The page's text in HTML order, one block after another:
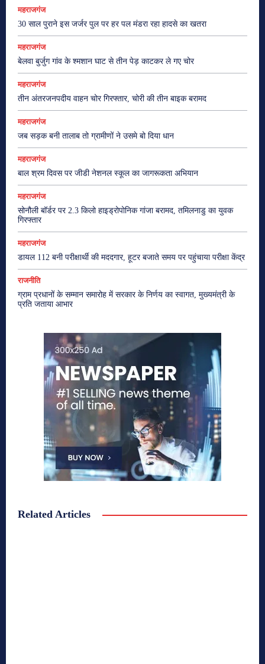
महराजगंज
30 साल पुराने इस जर्जर पुल पर हर पल मंडरा रहा हादसे का खतरा
महराजगंज
बेलवा बुर्जुग गांव के श्मशान घाट से तीन पेड़ काटकर ले गए चोर
महराजगंज
तीन अंतरजनपदीय वाहन चोर गिरफ्तार, चोरी की तीन बाइक बरामद
महराजगंज
जब सड़क बनी तालाब तो ग्रामीणों ने उसमे बो दिया धान
महराजगंज
बाल श्रम दिवस पर जीडी नेशनल स्कूल का जागरूकता अभियान
महराजगंज
सोनौली बॉर्डर पर 2.3 किलो हाइड्रोपोनिक गांजा बरामद, तमिलनाडु का युवक
गिरफ्तार
महराजगंज
डायल 112 बनी परीक्षार्थी की मददगार, हूटर बजाते समय पर पहुंचाया परीक्षा केंद्र
राजनीति
ग्राम प्रधानों के सम्मान समारोह में सरकार के निर्णय का स्वागत, मुख्यमंत्री के
प्रति जताया आभार
Related Articles